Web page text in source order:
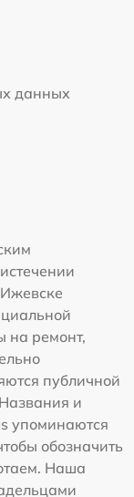
данных
на ремонт,
публичной
и
упоминаются
обозначить
Наша